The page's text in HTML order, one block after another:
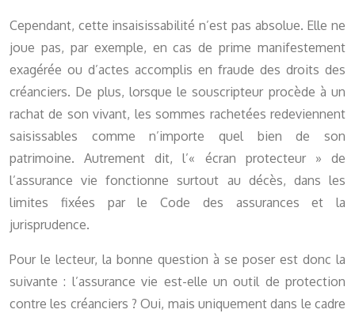
Cependant, cette insaisissabilité n’est pas absolue. Elle ne
joue pas, par exemple, en cas de prime manifestement
exagérée ou d’actes accomplis en fraude des droits des
créanciers. De plus, lorsque le souscripteur procède à un
rachat de son vivant, les sommes rachetées redeviennent
saisissables comme n’importe quel bien de son
patrimoine. Autrement dit, l’« écran protecteur » de
l’assurance vie fonctionne surtout au décès, dans les
limites fixées par le Code des assurances et la
jurisprudence.
Pour le lecteur, la bonne question à se poser est donc la
suivante : l’assurance vie est-elle un outil de protection
contre les créanciers ? Oui, mais uniquement dans le cadre